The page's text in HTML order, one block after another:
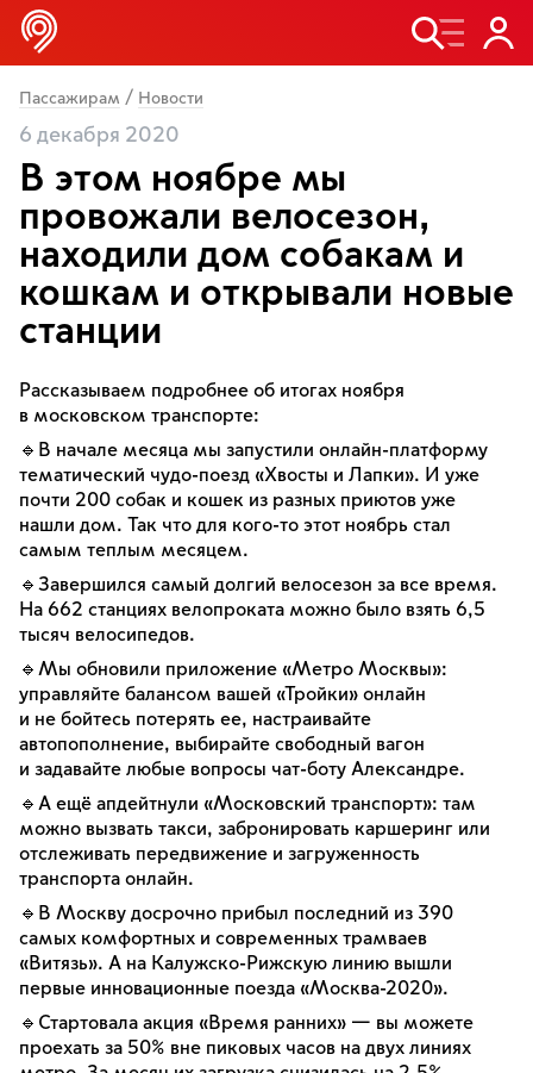
Пассажирам / Новости
6 декабря 2020
В этом ноябре мы
провожали велосезон,
находили дом собакам и
кошкам и открывали новые
станции
Рассказываем подробнее об итогах ноября
в московском транспорте:
🔹В начале месяца мы запустили онлайн-платформу
тематический чудо-поезд «Хвосты и Лапки». И уже
почти 200 собак и кошек из разных приютов уже
нашли дом. Так что для кого-то этот ноябрь стал
самым теплым месяцем.
🔹Завершился самый долгий велосезон за все время.
На 662 станциях велопроката можно было взять 6,5
тысяч велосипедов.
🔹Мы обновили приложение «Метро Москвы»:
управляйте балансом вашей «Тройки» онлайн
и не бойтесь потерять ее, настраивайте
автопополнение, выбирайте свободный вагон
и задавайте любые вопросы чат-боту Александре.
🔹А ещё апдейтнули «Московский транспорт»: там
можно вызвать такси, забронировать каршеринг или
отслеживать передвижение и загруженность
транспорта онлайн.
🔹В Москву досрочно прибыл последний из 390
самых комфортных и современных трамваев
«Витязь». А на Калужско-Рижскую линию вышли
первые инновационные поезда «Москва-2020».
🔹Стартовала акция «Время ранних» — вы можете
проехать за 50% вне пиковых часов на двух линиях